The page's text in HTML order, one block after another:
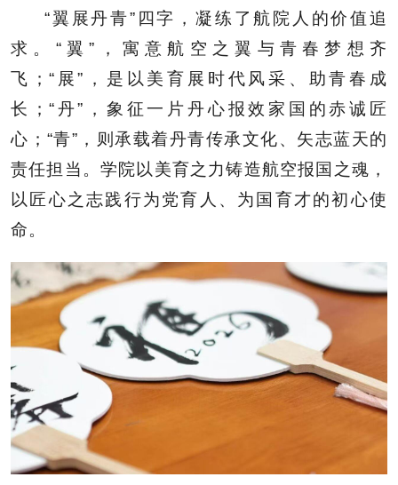
“翼展丹青”四字，凝练了航院人的价值追
求。“翼”，寓意航空之翼与青春梦想齐
飞；“展”，是以美育展时代风采、助青春成
长；“丹”，象征一片丹心报效家国的赤诚匠
心；“青”，则承载着丹青传承文化、矢志蓝天的
责任担当。学院以美育之力铸造航空报国之魂，
以匠心之志践行为党育人、为国育才的初心使
命。